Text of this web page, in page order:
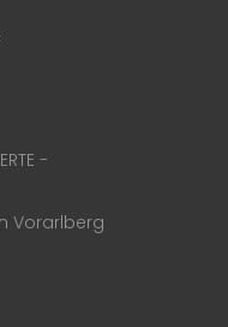
-
Vorarlberg